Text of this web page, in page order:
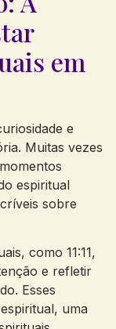
em
e
Muitas vezes
espiritual
sobre
como 11:11,
e refletir
Esses
uma